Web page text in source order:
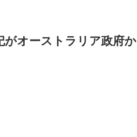
オーストラリア政府か